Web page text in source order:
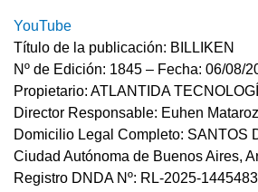
YouTube
Título de la publicación: BILLIKEN
Nº de Edición: 1845 – Fecha: 06/08/
Propietario: ATLANTIDA
Director Responsable: Euhen
Domicilio Legal Completo: SANTOS
Ciudad Autónoma de Buenos Aires,
Registro DNDA Nº: RL-2025-